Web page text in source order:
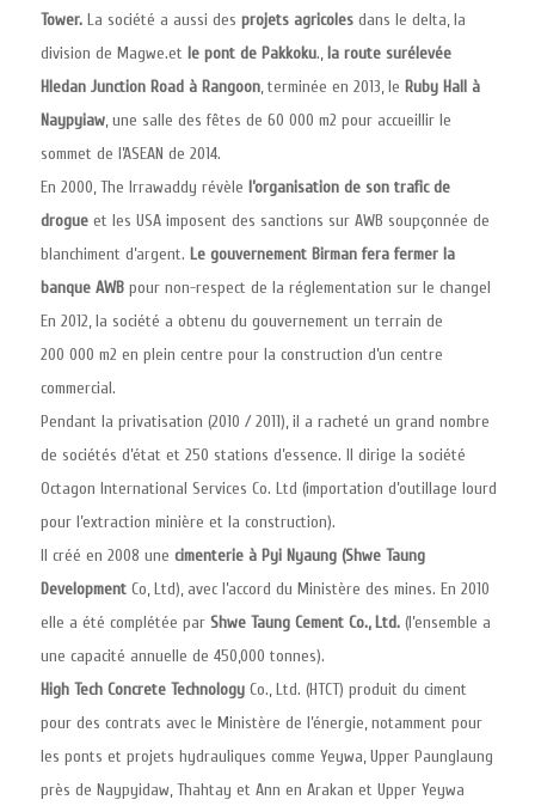
Tower. La société a aussi des projets agricoles dans le delta, la
division de Magwe.et le pont de Pakkoku., la route surélevée
Hledan Junction Road à Rangoon, terminée en 2013, le Ruby Hall à
Naypyiaw, une salle des fêtes de 60 000 m2 pour accueillir le
sommet de l’ASEAN de 2014.
En 2000, The Irrawaddy révèle l’organisation de son trafic de
drogue et les USA imposent des sanctions sur AWB soupçonnée de
blanchiment d’argent. Le gouvernement Birman fera fermer la
banque AWB pour non-respect de la réglementation sur le changeI
En 2012, la société a obtenu du gouvernement un terrain de
200 000 m2 en plein centre pour la construction d’un centre
commercial.
Pendant la privatisation (2010 / 2011), il a racheté un grand nombre
de sociétés d’état et 250 stations d’essence. Il dirige la société
Octagon International Services Co. Ltd (importation d’outillage lourd
pour l’extraction minière et la construction).
Il créé en 2008 une cimenterie à Pyi Nyaung (Shwe Taung
Development Co, Ltd), avec l’accord du Ministère des mines. En 2010
elle a été complétée par Shwe Taung Cement Co., Ltd. (l’ensemble a
une capacité annuelle de 450,000 tonnes).
High Tech Concrete Technology Co., Ltd. (HTCT) produit du ciment
pour des contrats avec le Ministère de l’énergie, notamment pour
les ponts et projets hydrauliques comme Yeywa, Upper Paunglaung
près de Naypyidaw, Thahtay et Ann en Arakan et Upper Yeywa